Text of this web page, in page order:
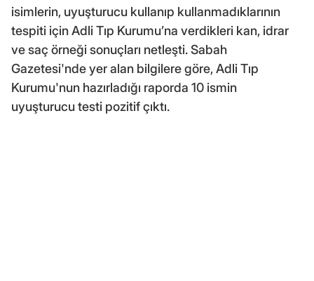
isimlerin, uyuşturucu kullanıp kullanmadıklarının
tespiti için Adli Tıp Kurumu’na verdikleri kan, idrar
ve saç örneği sonuçları netleşti. Sabah
Gazetesi'nde yer alan bilgilere göre, Adli Tıp
Kurumu'nun hazırladığı raporda 10 ismin
uyuşturucu testi pozitif çıktı.